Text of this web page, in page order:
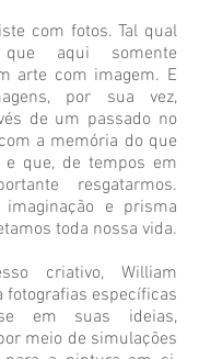
com fotos. Tal qual
aqui somente
arte com imagem. E
por sua vez,
de um passado no
a memória do que
e que, de tempos em
resgatarmos.
e prisma
toda nossa vida.
criativo, William
fotografias específicas
se em suas ideias,
meio de simulações